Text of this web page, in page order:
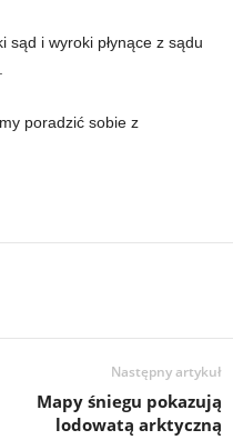
sąd i wyroki płynące z sądu
poradzić sobie z
Następny artykuł
Mapy śniegu pokazują
lodowatą arktyczną